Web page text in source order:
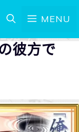
MENU
彼方で